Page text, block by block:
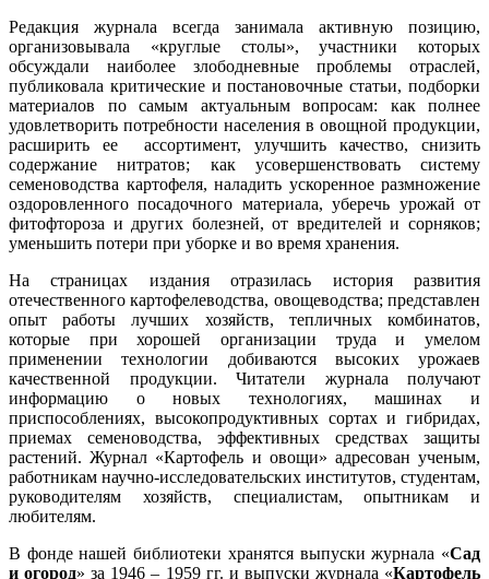
Редакция журнала всегда занимала активную позицию,
организовывала «круглые столы», участники которых
обсуждали наиболее злободневные проблемы отраслей,
публиковала критические и постановочные статьи, подборки
материалов по самым актуальным вопросам: как полнее
удовлетворить потребности населения в овощной продукции,
расширить ее ассортимент, улучшить качество, снизить
содержание нитратов; как усовершенствовать систему
семеноводства картофеля, наладить ускоренное размножение
оздоровленного посадочного материала, уберечь урожай от
фитофтороза и других болезней, от вредителей и сорняков;
уменьшить потери при уборке и во время хранения.
На страницах издания отразилась история развития
отечественного картофелеводства, овощеводства; представлен
опыт работы лучших хозяйств, тепличных комбинатов,
которые при хорошей организации труда и умелом
применении технологии добиваются высоких урожаев
качественной продукции. Читатели журнала получают
информацию о новых технологиях, машинах и
приспособлениях, высокопродуктивных сортах и гибридах,
приемах семеноводства, эффективных средствах защиты
растений. Журнал «Картофель и овощи» адресован ученым,
работникам научно-исследовательских институтов, студентам,
руководителям хозяйств, специалистам, опытникам и
любителям.
В фонде нашей библиотеки хранятся выпуски журнала «Сад
и огород» за 1946 – 1959 гг. и выпуски журнала «Картофель